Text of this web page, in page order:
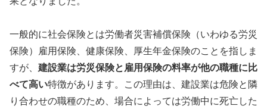
一般的に社会保険とは労働者災害補償保険（いわゆる労災
保険）雇用保険、健康保険、厚生年金保険のことを指しま
すが、 建設業は労災保険と雇用保険の料率が他の職種に比
べて高い特徴があります。この理由は、建設業は危険と隣
り合わせの職種のため、場合によっては労働中に死亡した